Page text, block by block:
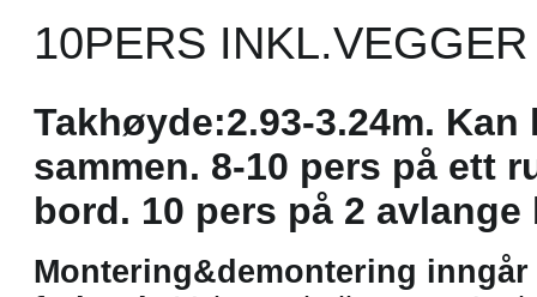
10PERS INKL.VEGGER
Takhøyde:2.93-3.24m. Kan
sammen. 8-10 pers på ett
bord. 10 pers på 2 avlange
Montering&demontering inngår